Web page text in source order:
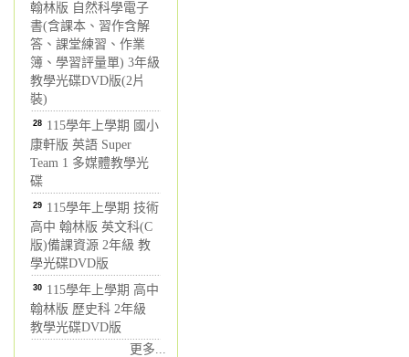
翰林版 自然科學電子
書(含課本、習作含解
答、課堂練習、作業
簿、學習評量單) 3年級
教學光碟DVD版(2片
裝)
28 115學年上學期 國小
康軒版 英語 Super
Team 1 多媒體教學光
碟
29 115學年上學期 技術
高中 翰林版 英文科(C
版)備課資源 2年級 教
學光碟DVD版
30 115學年上學期 高中
翰林版 歷史科 2年級
教學光碟DVD版
更多...